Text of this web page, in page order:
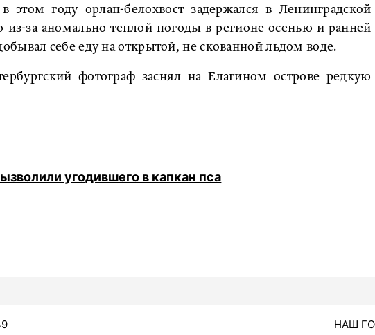
этом году орлан-белохвост задержался в Ленинградской
из-за аномально теплой погоды в регионе осенью и ранней
себе еду на открытой, не скованной льдом воде.
фотограф заснял на Елагином острове редкую
угодившего в капкан пса
НАШ